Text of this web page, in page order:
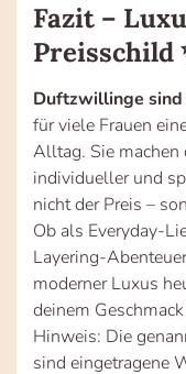
Fazit –
Preisschild
Duftzwillinge sind
für viele Frauen
Alltag. Sie machen
individueller und
nicht der Preis –
Ob als Everyday-
Layering-
moderner Luxus
deinem Geschmack
Hinweis: Die
sind eingetragene